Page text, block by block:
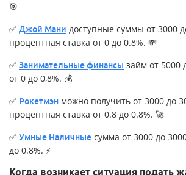
🎯
✅ Джой Мани доступные суммы от 3000
процентная ставка от 0 до 0.8%. 💸
✅ Занимательные финансы займ от 5000
от 0 до 0,8%. 💰
✅ Рокетмэн можно получить от 3000 до
процентная ставка от 0.8 до 0.8%. 🚀
✅ Умные Наличные сумма от 3000 до
до 0.8%. ⚡
Когда возникает ситуация подать